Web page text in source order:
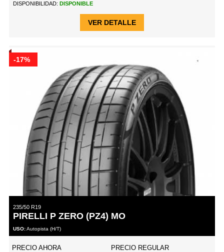
DISPONIBILIDAD: DISPONIBLE
VER DETALLE
-17%
235/50 R19
PIRELLI P ZERO (PZ4) MO
USO:Autopista (H/T)
PRECIO AHORA PRECIO REGULAR